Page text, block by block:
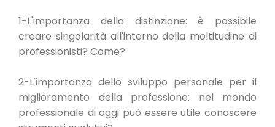
1-L'importanza della distinzione: è possibile
creare singolarità all'interno della moltitudine di
professionisti? Come?
2-L'importanza dello sviluppo personale per il
miglioramento della professione: nel mondo
professionale di oggi può essere utile conoscere